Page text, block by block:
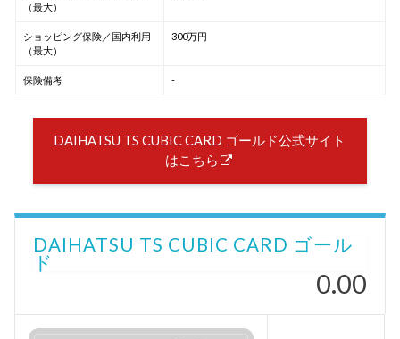
（最大）
ショッピング保険／国内利用
（最大）
300万円
保険備考 -
DAIHATSU TS CUBIC CARD ゴールド公式サイト
はこちら
DAIHATSU TS CUBIC CARD ゴール
ド
0.00